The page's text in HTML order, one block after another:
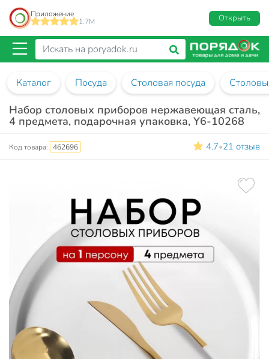
Приложение
1.7M
Открыть
Каталог Посуда Столовая посуда
Набор столовых приборов нержавеющая сталь,
4 предмета, подарочная упаковка, Y6-10268
Код товара: 462696 4.7•21 отзыв